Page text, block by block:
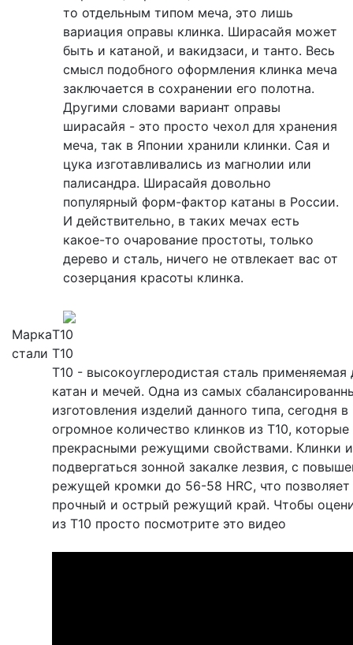
то отдельным типом меча, это лишь
вариация оправы клинка. Ширасайя может
быть и катаной, и вакидзаси, и танто. Весь
смысл подобного оформления клинка меча
заключается в сохранении его полотна.
Другими словами вариант оправы
ширасайя - это просто чехол для хранения
меча, так в Японии хранили клинки. Сая и
цука изготавливались из магнолии или
палисандра. Ширасайя довольно
популярный форм-фактор катаны в России.
И действительно, в таких мечах есть
какое-то очарование простоты, только
дерево и сталь, ничего не отвлекает вас от
созерцания красоты клинка.
Марка
стали
T10
T10
T10 - высокоуглеродистая сталь применяемая
катан и мечей. Одна из самых
изготовления изделий данного типа, сегодня
огромное количество клинков из T10, которые
прекрасными режущими свойствами. Клинки
подвергаться зонной закалке лезвия, с
режущей кромки до 56-58 HRC, что
прочный и острый режущий край. Чтобы
из T10 просто посмотрите это видео